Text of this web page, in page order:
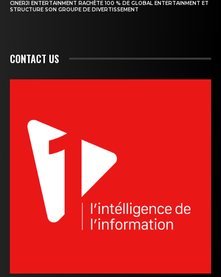
CINERJI ENTERTAINMENT RACHÈTE 100 % DE GLOBAL ENTERTAINMENT ET
STRUCTURE SON GROUPE DE DIVERTISSEMENT
CONTACT US